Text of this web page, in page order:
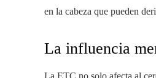
en la cabeza que pueden
La influencia
La ETC no solo afecta al